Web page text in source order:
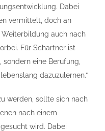
Dabei
vermittelt, doch an
auch nach
Für Schartner ist
sondern eine Berufung,
dazuzulernen.“
werden, sollte sich nach
nach einem
wird. Dabei